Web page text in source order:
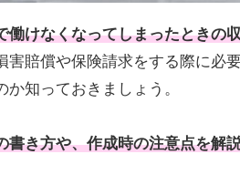
働けなくなってしまったときの
害賠償や保険請求をする際に必
知っておきましょう。
書き方や、作成時の注意点を解